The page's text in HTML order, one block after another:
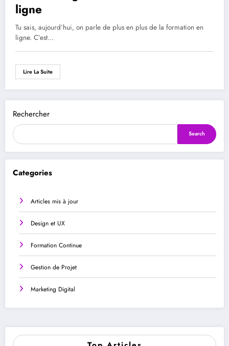
Rechercher
Search
Categories
Articles mis à jour
Design et UX
Formation Continue
Gestion de Projet
Marketing Digital
ligne
Tu sais, aujourd’hui, on parle de plus en plus de la formation en
ligne. C’est…
Lire La Suite